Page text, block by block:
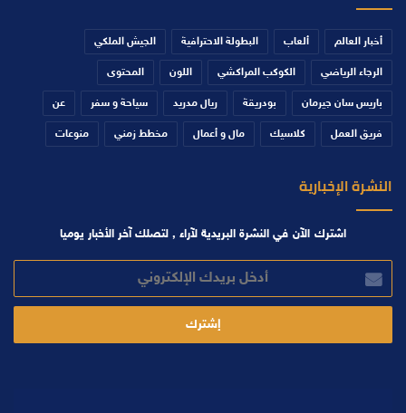
أخبار العالم ألعاب البطولة الاحترافية الجيش الملكي
الرجاء الرياضي الكوكب المراكشي اللون المحتوى
باريس سان جيرمان بودريقة ريال مدريد سياحة و سفر عن
فريق العمل كلاسيك مال و أعمال مخطط زمني منوعات
النشرة الإخبارية
اشترك الآن في النشرة البريدية لآراء , لتصلك آخر الأخبار يوميا
بريدك
الإلكتروني